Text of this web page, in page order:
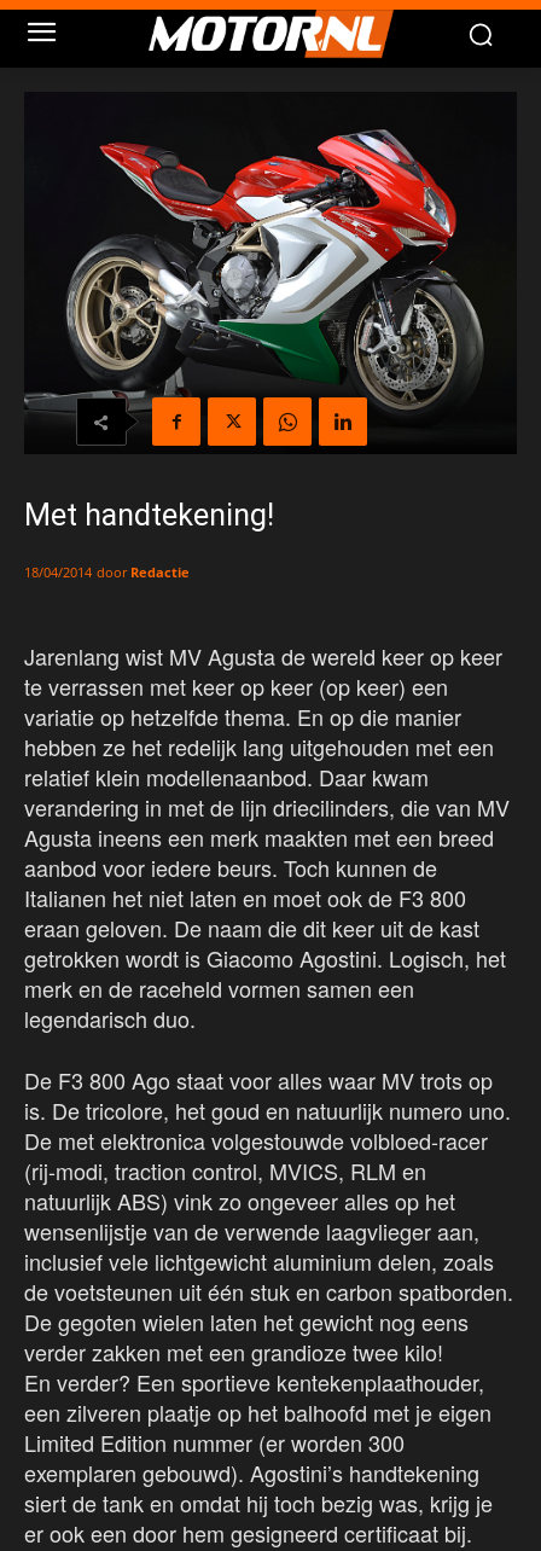
Met handtekening!
18/04/2014 door Redactie
Jarenlang wist MV Agusta de wereld keer op keer
te verrassen met keer op keer (op keer) een
variatie op hetzelfde thema. En op die manier
hebben ze het redelijk lang uitgehouden met een
relatief klein modellenaanbod. Daar kwam
verandering in met de lijn driecilinders, die van MV
Agusta ineens een merk maakten met een breed
aanbod voor iedere beurs. Toch kunnen de
Italianen het niet laten en moet ook de F3 800
eraan geloven. De naam die dit keer uit de kast
getrokken wordt is Giacomo Agostini. Logisch, het
merk en de raceheld vormen samen een
legendarisch duo.
De F3 800 Ago staat voor alles waar MV trots op
is. De tricolore, het goud en natuurlijk numero uno.
De met elektronica volgestouwde volbloed-racer
(rij-modi, traction control, MVICS, RLM en
natuurlijk ABS) vink zo ongeveer alles op het
wensenlijstje van de verwende laagvlieger aan,
inclusief vele lichtgewicht aluminium delen, zoals
de voetsteunen uit één stuk en carbon spatborden.
De gegoten wielen laten het gewicht nog eens
verder zakken met een grandioze twee kilo!
En verder? Een sportieve kentekenplaathouder,
een zilveren plaatje op het balhoofd met je eigen
Limited Edition nummer (er worden 300
exemplaren gebouwd). Agostini’s handtekening
siert de tank en omdat hij toch bezig was, krijg je
er ook een door hem gesigneerd certificaat bij.